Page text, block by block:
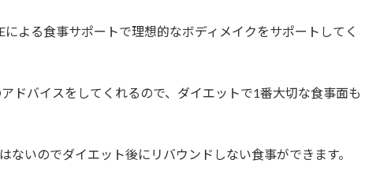
よる食事サポートで理想的なボディメイクをサポートしてく
ドバイスをしてくれるので、ダイエットで1番大切な食事面も
ないのでダイエット後にリバウンドしない食事ができます。